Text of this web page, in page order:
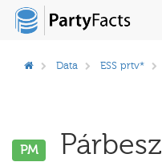
Data ESS prtv*
PM